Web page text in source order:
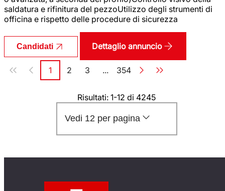
saldatura e rifinitura del pezzoUtilizzo degli strumenti di
officina e rispetto delle procedure di sicurezza
Candidati Dettaglio annuncio
Paginazione
Pagina
1 Pagina
2 Pagina
3 ... Pagina
354
Risultati: 1-12 di 4245
Vedi 12 per pagina